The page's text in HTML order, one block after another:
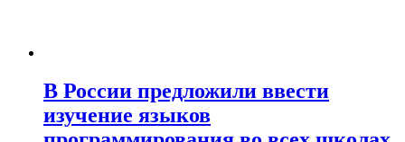
В России предложили ввести
изучение языков